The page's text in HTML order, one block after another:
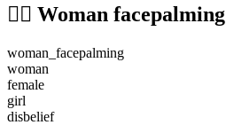
🤦‍♀️ Woman facepalming
woman_facepalming
woman
female
girl
disbelief